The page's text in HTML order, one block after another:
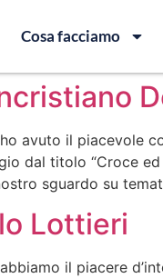
Cosa facciamo
avuto il piacevole
dal titolo “Croce
sguardo su
Lottieri
il piacere